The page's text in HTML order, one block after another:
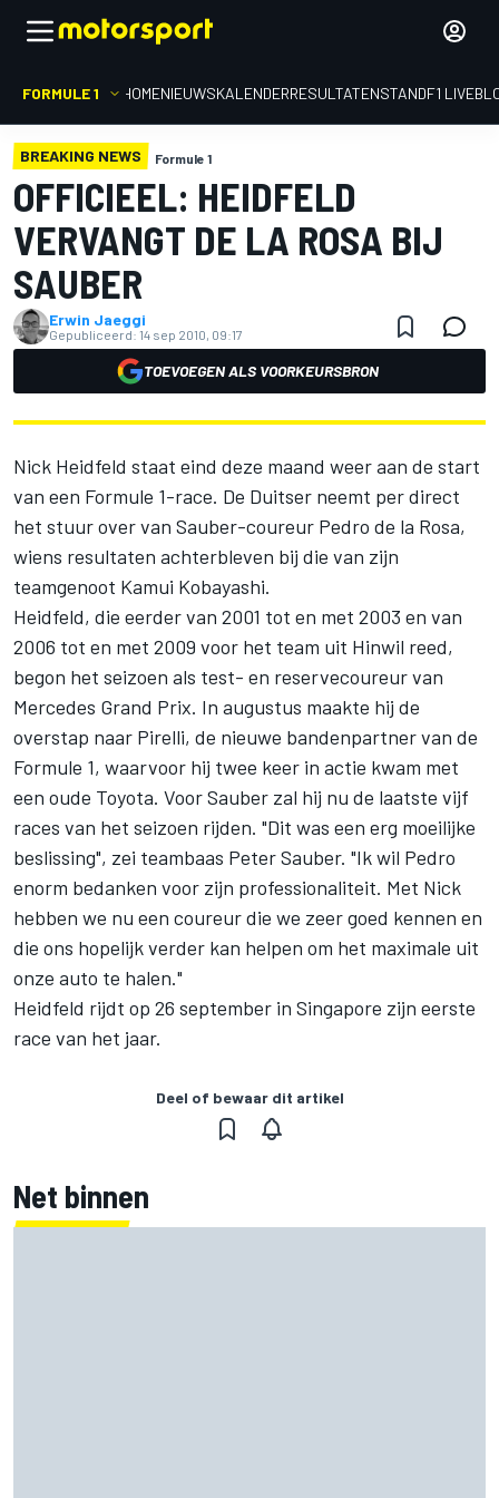
FORMULE 1 HOMENIEUWSKALENDERRESULTATENSTANDF1
BREAKING NEWS Formule 1
OFFICIEEL: HEIDFELD
VERVANGT DE LA ROSA BIJ
SAUBER
Erwin Jaeggi
Gepubliceerd: 14 sep 2010, 09:17
TOEVOEGEN ALS VOORKEURSBRON
Nick Heidfeld staat eind deze maand weer aan de start
van een Formule 1-race. De Duitser neemt per direct
het stuur over van Sauber-coureur Pedro de la Rosa,
wiens resultaten achterbleven bij die van zijn
teamgenoot Kamui Kobayashi.
Heidfeld, die eerder van 2001 tot en met 2003 en van
2006 tot en met 2009 voor het team uit Hinwil reed,
begon het seizoen als test- en reservecoureur van
Mercedes Grand Prix. In augustus maakte hij de
overstap naar Pirelli, de nieuwe bandenpartner van de
Formule 1, waarvoor hij twee keer in actie kwam met
een oude Toyota. Voor Sauber zal hij nu de laatste vijf
races van het seizoen rijden. "Dit was een erg moeilijke
beslissing", zei teambaas Peter Sauber. "Ik wil Pedro
enorm bedanken voor zijn professionaliteit. Met Nick
hebben we nu een coureur die we zeer goed kennen en
die ons hopelijk verder kan helpen om het maximale uit
onze auto te halen."
Heidfeld rijdt op 26 september in Singapore zijn eerste
race van het jaar.
Deel of bewaar dit artikel
Net binnen